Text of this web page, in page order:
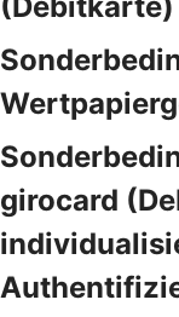
girocard